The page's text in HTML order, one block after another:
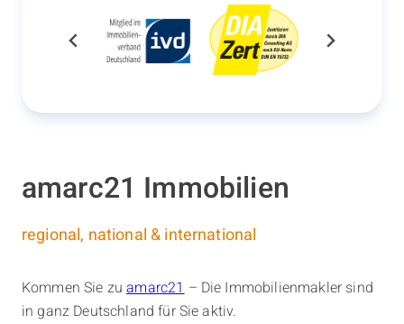
amarc21 Immobilien
regional, national & international
Kommen Sie zuamarc21– Die Immobilienmakler sind
in ganz Deutschland für Sie aktiv.